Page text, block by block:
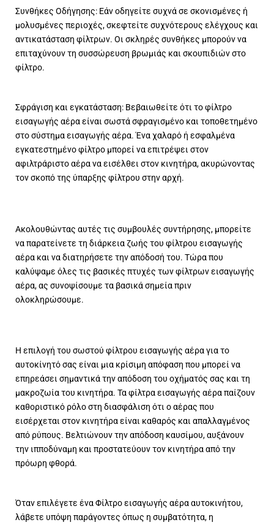
Συνθήκες Οδήγησης: Εάν οδηγείτε συχνά σε σκονισμένες ή
μολυσμένες περιοχές, σκεφτείτε συχνότερους ελέγχους και
αντικατάσταση φίλτρων. Οι σκληρές συνθήκες μπορούν να
επιταχύνουν τη συσσώρευση βρωμιάς και σκουπιδιών στο
φίλτρο.
Σφράγιση και εγκατάσταση: Βεβαιωθείτε ότι το φίλτρο
εισαγωγής αέρα είναι σωστά σφραγισμένο και τοποθετημένο
στο σύστημα εισαγωγής αέρα. Ένα χαλαρό ή εσφαλμένα
εγκατεστημένο φίλτρο μπορεί να επιτρέψει στον
αφιλτράριστο αέρα να εισέλθει στον κινητήρα, ακυρώνοντας
τον σκοπό της ύπαρξης φίλτρου στην αρχή.
Ακολουθώντας αυτές τις συμβουλές συντήρησης, μπορείτε
να παρατείνετε τη διάρκεια ζωής του φίλτρου εισαγωγής
αέρα και να διατηρήσετε την απόδοσή του. Τώρα που
καλύψαμε όλες τις βασικές πτυχές των φίλτρων εισαγωγής
αέρα, ας συνοψίσουμε τα βασικά σημεία πριν
ολοκληρώσουμε.
Η επιλογή του σωστού φίλτρου εισαγωγής αέρα για το
αυτοκίνητό σας είναι μια κρίσιμη απόφαση που μπορεί να
επηρεάσει σημαντικά την απόδοση του οχήματός σας και τη
μακροζωία του κινητήρα. Τα φίλτρα εισαγωγής αέρα παίζουν
καθοριστικό ρόλο στη διασφάλιση ότι ο αέρας που
εισέρχεται στον κινητήρα είναι καθαρός και απαλλαγμένος
από ρύπους. Βελτιώνουν την απόδοση καυσίμου, αυξάνουν
την ιπποδύναμη και προστατεύουν τον κινητήρα από την
πρόωρη φθορά.
Όταν επιλέγετε ένα Φίλτρο εισαγωγής αέρα αυτοκινήτου,
λάβετε υπόψη παράγοντες όπως η συμβατότητα, η